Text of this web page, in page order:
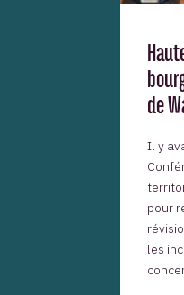
de
Il y
pour
les